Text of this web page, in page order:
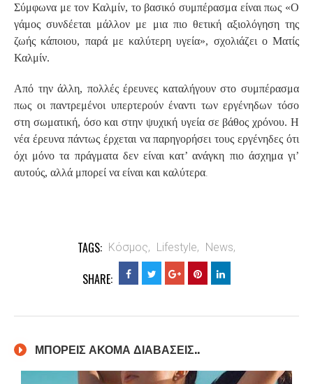
Σύμφωνα με τον Καλμίν, το βασικό συμπέρασμα είναι πως «Ο
γάμος συνδέεται μάλλον με μια πιο θετική αξιολόγηση της
ζωής κάποιου, παρά με καλύτερη υγεία», σχολιάζει ο Ματίς
Καλμίν.
Από την άλλη, πολλές έρευνες καταλήγουν στο συμπέρασμα
πως οι παντρεμένοι υπερτερούν έναντι των εργένηδων τόσο
στη σωματική, όσο και στην ψυχική υγεία σε βάθος χρόνου. Η
νέα έρευνα πάντως έρχεται να παρηγορήσει τους εργένηδες ότι
όχι μόνο τα πράγματα δεν είναι κατ’ ανάγκη πιο άσχημα γι’
αυτούς, αλλά μπορεί να είναι και καλύτερα
TAGS: Κόσμος, Lifestyle, News,
SHARE:
ΜΠΟΡΕΙΣ ΑΚΟΜΑ ΔΙΑΒΑΣΕΙΣ..